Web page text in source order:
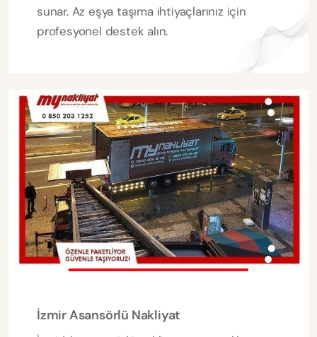
sunar. Az eşya taşıma ihtiyaçlarınız için
profesyonel destek alın.
İzmir Asansörlü Nakliyat